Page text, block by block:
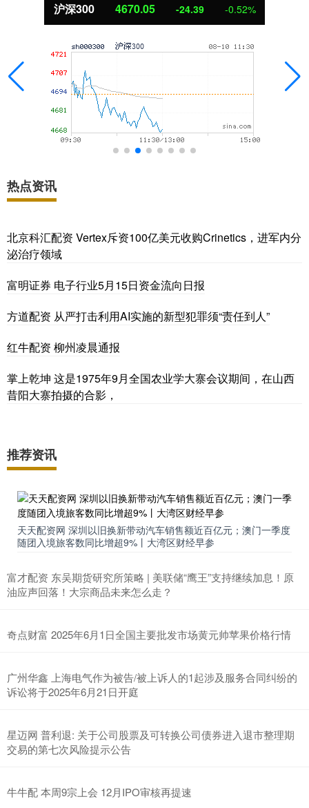
沪深300 4670.05 -24.39 -0.52%
热点资讯
北京科汇配资 Vertex斥资100亿美元收购Crinetics，进军内分
泌治疗领域
富明证券 电子行业5月15日资金流向日报
方道配资 从严打击利用AI实施的新型犯罪须“责任到人”
红牛配资 柳州凌晨通报
掌上乾坤 这是1975年9月全国农业学大寨会议期间，在山西
昔阳大寨拍摄的合影，
推荐资讯
天天配资网 深圳以旧换新带动汽车销售额近百亿元；澳门一季度
随团入境旅客数同比增超9%丨大湾区财经早参
富才配资 东吴期货研究所策略 | 美联储“鹰王”支持继续加息！原
油应声回落！大宗商品未来怎么走？
奇点财富 2025年6月1日全国主要批发市场黄元帅苹果价格行情
广州华鑫 上海电气作为被告/被上诉人的1起涉及服务合同纠纷的
诉讼将于2025年6月21日开庭
星迈网 普利退: 关于公司股票及可转换公司债券进入退市整理期
交易的第七次风险提示公告
牛牛配 本周9宗上会 12月IPO审核再提速